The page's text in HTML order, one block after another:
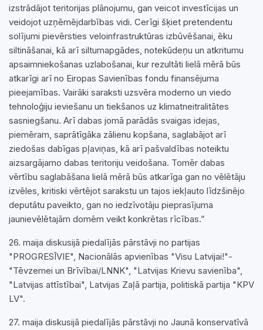
izstrādājot teritorijas plānojumu, gan veicot investīcijas un
veidojot uzņēmējdarbības vidi. Cerīgi šķiet pretendentu
solījumi pievērsties veloinfrastruktūras izbūvēšanai, ēku
siltināšanai, kā arī siltumapgādes, notekūdeņu un atkritumu
apsaimniekošanas uzlabošanai, kur rezultāti lielā mērā būs
atkarīgi arī no Eiropas Savienības fondu finansējuma
pieejamības. Vairāki saraksti uzsvēra moderno un viedo
tehnoloģiju ieviešanu un tiekšanos uz klimatneitralitātes
sasniegšanu. Arī dabas jomā parādās svaigas idejas,
piemēram, saprātīgāka zālienu kopšana, saglabājot arī
ziedošas dabīgas pļaviņas, kā arī pašvaldības noteiktu
aizsargājamo dabas teritoriju veidošana. Tomēr dabas
vērtību saglabāšana lielā mērā būs atkarīga gan no vēlētāju
izvēles, kritiski vērtējot sarakstu un tajos iekļauto līdzšinējo
deputātu paveikto, gan no iedzīvotāju pieprasījuma
jaunievēlētajām domēm veikt konkrētas rīcības.”
26. maija diskusijā piedalījās pārstāvji no partijas
"PROGRESĪVIE", Nacionālās apvienības "Visu Latvijai!"-
"Tēvzemei un Brīvībai/LNNK", "Latvijas Krievu savienība",
"Latvijas attīstībai", Latvijas Zaļā partija, politiskā partija "KPV
LV".
27. maija diskusijā piedalījās pārstāvji no Jaunā konservatīvā